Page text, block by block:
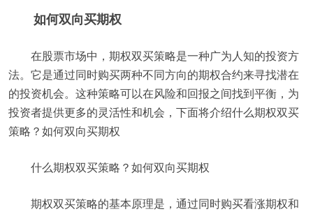
如何双向买期权
在股票市场中，期权双买策略是一种广为人知的投资方
法。它是通过同时购买两种不同方向的期权合约来寻找潜在
的投资机会。这种策略可以在风险和回报之间找到平衡，为
投资者提供更多的灵活性和机会，下面将介绍什么期权双买
策略？如何双向买期权
什么期权双买策略？如何双向买期权
期权双买策略的基本原理是，通过同时购买看涨期权和